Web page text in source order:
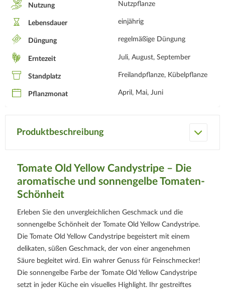
Nutzung Nutzpflanze
Lebensdauer einjährig
Düngung regelmäßige Düngung
Erntezeit Juli, August, September
Standplatz Freilandpflanze, Kübelpflanze
Pflanzmonat April, Mai, Juni
Produktbeschreibung
Tomate Old Yellow Candystripe – Die
aromatische und sonnengelbe Tomaten-
Schönheit
Erleben Sie den unvergleichlichen Geschmack und die
sonnengelbe Schönheit der Tomate Old Yellow Candystripe.
Die Tomate Old Yellow Candystripe begeistert mit einem
delikaten, süßen Geschmack, der von einer angenehmen
Säure begleitet wird. Ein wahrer Genuss für Feinschmecker!
Die sonnengelbe Farbe der Tomate Old Yellow Candystripe
setzt in jeder Küche ein visuelles Highlight. Ihr gestreiftes